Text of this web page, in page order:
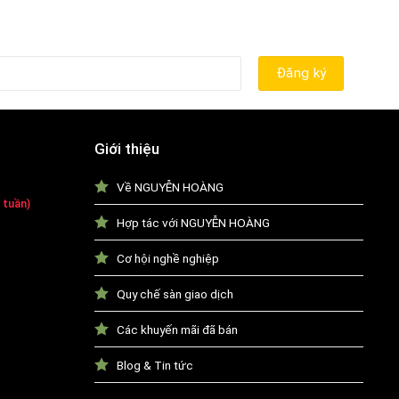
Giới thiệu
Về NGUYỄN HOÀNG
Hợp tác với NGUYỄN HOÀNG
Cơ hội nghề nghiệp
Quy chế sàn giao dịch
Các khuyến mãi đã bán
Blog & Tin tức